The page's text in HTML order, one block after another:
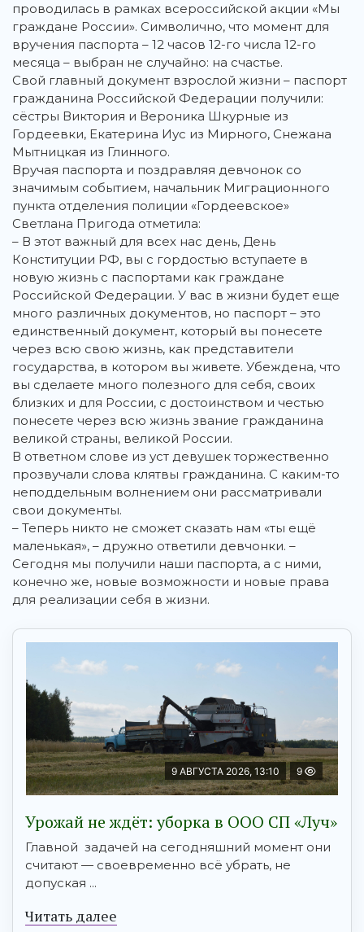
проводилась в рамках всероссийской акции «Мы
граждане России». Символично, что момент для
вручения паспорта – 12 часов 12-го числа 12-го
месяца – выбран не случайно: на счастье.
Свой главный документ взрослой жизни – паспорт
гражданина Российской Федерации получили:
сёстры Виктория и Вероника Шкурные из
Гордеевки, Екатерина Иус из Мирного, Снежана
Мытницкая из Глинного.
Вручая паспорта и поздравляя девчонок со
значимым событием, начальник Миграционного
пункта отделения полиции «Гордеевское»
Светлана Пригода отметила:
– В этот важный для всех нас день, День
Конституции РФ, вы с гордостью вступаете в
новую жизнь с паспортами как граждане
Российской Федерации. У вас в жизни будет еще
много различных документов, но паспорт – это
единственный документ, который вы понесете
через всю свою жизнь, как представители
государства, в котором вы живете. Убеждена, что
вы сделаете много полезного для себя, своих
близких и для России, с достоинством и честью
понесете через всю жизнь звание гражданина
великой страны, великой России.
В ответном слове из уст девушек торжественно
прозвучали слова клятвы гражданина. С каким-то
неподдельным волнением они рассматривали
свои документы.
– Теперь никто не сможет сказать нам «ты ещё
маленькая», – дружно ответили девчонки. –
Сегодня мы получили наши паспорта, а с ними,
конечно же, новые возможности и новые права
для реализации себя в жизни.
9 АВГУСТА 2026, 13:10 9
Урожай не ждёт: уборка в ООО СП «Луч»
Главной задачей на сегодняшний момент они
считают — своевременно всё убрать, не
допуская ...
Читать далее